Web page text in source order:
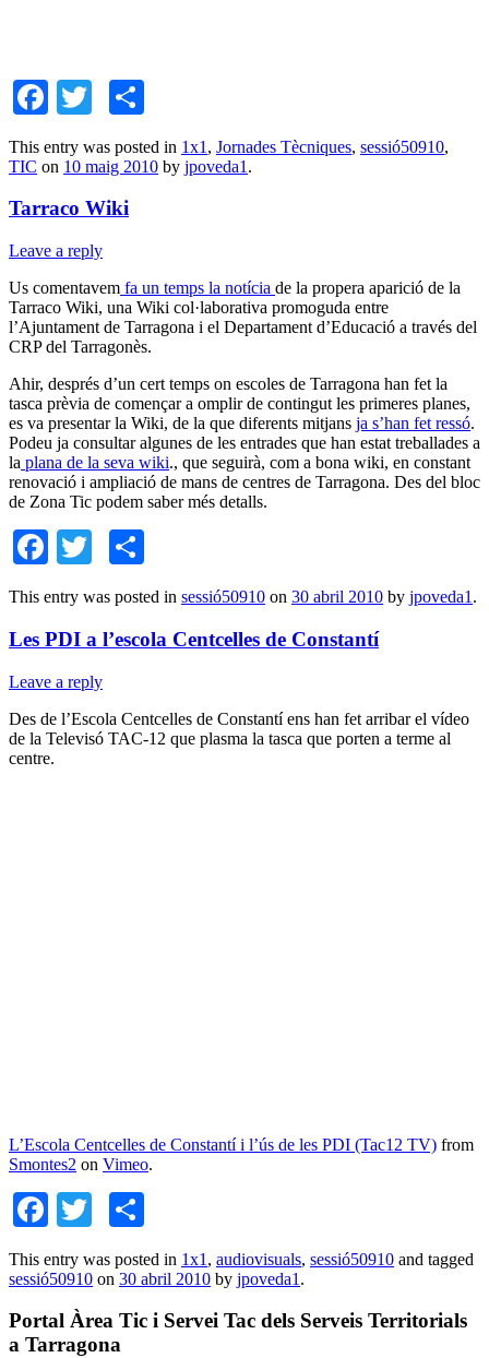
Facebook
Twitter
This entry was posted in 1x1 , Jornades Tècniques, sessió50910,
TIC on 10 maig 2010 by jpoveda1 .
Tarraco Wiki
Leave a reply
Us comentavem fa un temps la notícia de la propera aparició de la
Tarraco Wiki, una Wiki col·laborativa promoguda entre
l’Ajuntament de Tarragona i el Departament d’Educació a través del
CRP del Tarragonès.
Ahir, després d’un cert temps on escoles de Tarragona han fet la
tasca prèvia de començar a omplir de contingut les primeres planes,
es va presentar la Wiki, de la que diferents mitjans ja s’han fet ressó.
Podeu ja consultar algunes de les entrades que han estat treballades a
la plana de la seva wiki., que seguirà, com a bona wiki, en constant
renovació i ampliació de mans de centres de Tarragona. Des del bloc
de Zona Tic podem saber més detalls.
Facebook
Twitter
This entry was posted in sessió50910 on 30 abril 2010 by jpoveda1 .
Les PDI a l’escola Centcelles de Constantí
Leave a reply
Des de l’Escola Centcelles de Constantí ens han fet arribar el vídeo
de la Televisó TAC-12 que plasma la tasca que porten a terme al
centre.
L’Escola Centcelles de Constantí i l’ús de les PDI (Tac12 TV) from
Smontes2 on Vimeo.
Facebook
Twitter
This entry was posted in 1x1 , audiovisuals, sessió50910 and tagged
sessió50910 on 30 abril 2010 by jpoveda1 .
Portal Àrea Tic i Servei Tac dels Serveis Territorials
a Tarragona